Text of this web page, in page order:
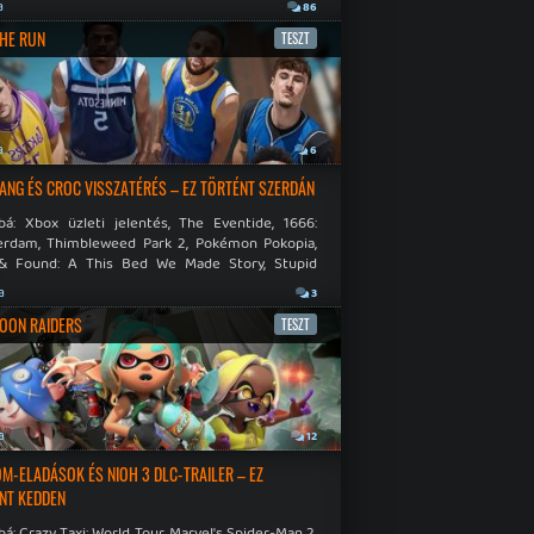
86
RUN TESZT
6
ÉS CROC VISSZATÉRÉS – EZ TÖRTÉNT SZERDÁN
Xbox üzleti jelentés, The Eventide, 1666:
Thimbleweed Park 2, Pokémon Pokopia,
Found: A This Bed We Made Story, Stupid
3
RAIDERS TESZT
12
ELADÁSOK ÉS NIOH 3 DLC-TRAILER – EZ
KEDDEN